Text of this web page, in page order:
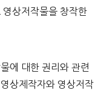
상저작물을 창작한
에 대한 권리와 관련
상제작자와 영상저작